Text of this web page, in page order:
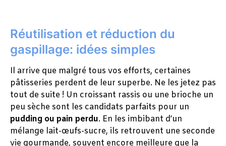
Réutilisation et réduction du
gaspillage: idées simples
Il arrive que malgré tous vos efforts, certaines
pâtisseries perdent de leur superbe. Ne les jetez pas
tout de suite ! Un croissant rassis ou une brioche un
peu sèche sont les candidats parfaits pour un
pudding ou pain perdu. En les imbibant d’un
mélange lait-œufs-sucre, ils retrouvent une seconde
vie gourmande, souvent encore meilleure que la